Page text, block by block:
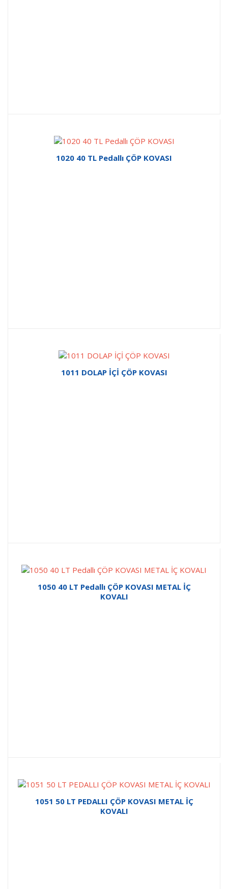
1020 40 TL Pedallı ÇÖP KOVASI
1011 DOLAP İÇİ ÇÖP KOVASI
1050 40 LT Pedallı ÇÖP KOVASI METAL İÇ
KOVALI
1051 50 LT PEDALLI ÇÖP KOVASI METAL İÇ
KOVALI